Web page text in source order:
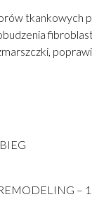
tkankowych
–